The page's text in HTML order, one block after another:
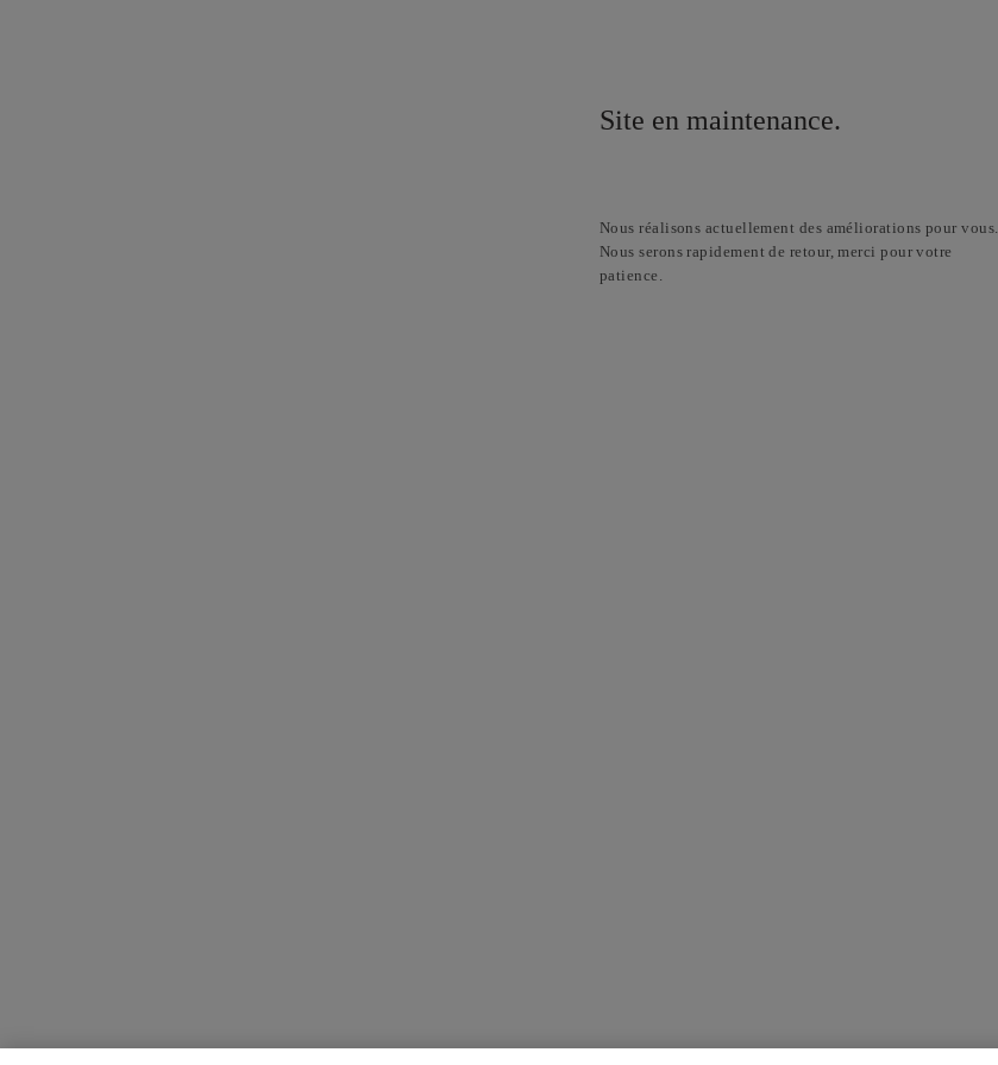
Site en maintenance.
Nous réalisons actuellement des améliorations pour vous.
Nous serons rapidement de retour, merci pour votre
patience.